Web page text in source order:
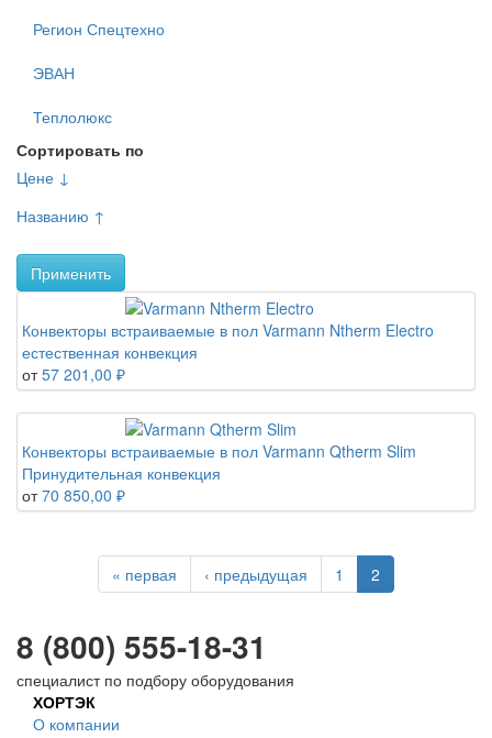
Регион Спецтехно
ЭВАН
Теплолюкс
Сортировать по
Цене ↓
Названию ↑
Применить
Конвекторы встраиваемые в пол Varmann Ntherm Electro
естественная конвекция
от 57 201,00 ₽
Конвекторы встраиваемые в пол Varmann Qtherm Slim
Принудительная конвекция
от 70 850,00 ₽
« первая ‹ предыдущая 1 2
8 (800) 555-18-31
специалист по подбору оборудования
ХОРТЭК
О компании